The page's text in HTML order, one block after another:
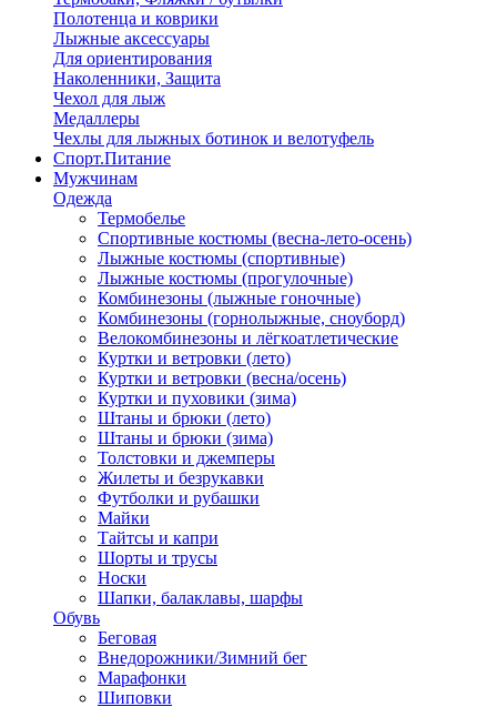
Полотенца и коврики
Лыжные аксессуары
Для ориентирования
Наколенники, Защита
Чехол для лыж
Медаллеры
Чехлы для лыжных ботинок и велотуфель
Спорт.Питание
Мужчинам
Одежда
Термобелье
Спортивные костюмы (весна-лето-осень)
Лыжные костюмы (спортивные)
Лыжные костюмы (прогулочные)
Комбинезоны (лыжные гоночные)
Комбинезоны (горнолыжные, сноуборд)
Велокомбинезоны и лёгкоатлетические
Куртки и ветровки (лето)
Куртки и ветровки (весна/осень)
Куртки и пуховики (зима)
Штаны и брюки (лето)
Штаны и брюки (зима)
Толстовки и джемперы
Жилеты и безрукавки
Футболки и рубашки
Майки
Тайтсы и капри
Шорты и трусы
Носки
Шапки, балаклавы, шарфы
Обувь
Беговая
Внедорожники/Зимний бег
Марафонки
Шиповки